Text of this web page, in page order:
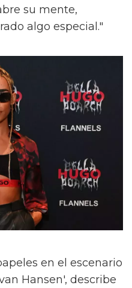
su mente,
algo especial."
en el escenario
Hansen', describe